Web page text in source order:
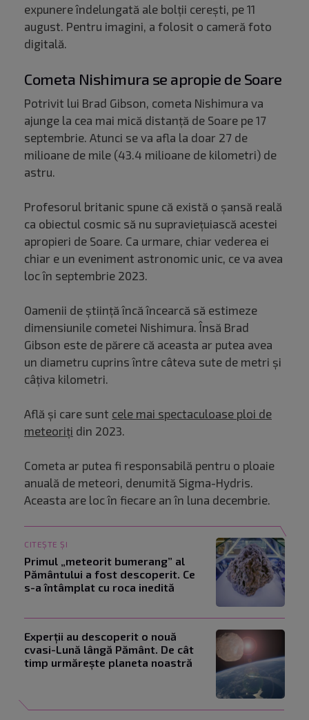
expunere îndelungată ale bolţii cereşti, pe 11
august. Pentru imagini, a folosit o cameră foto
digitală.
Cometa Nishimura se apropie de Soare
Potrivit lui Brad Gibson, cometa Nishimura va
ajunge la cea mai mică distanţă de Soare pe 17
septembrie. Atunci se va afla la doar 27 de
milioane de mile (43.4 milioane de kilometri) de
astru.
Profesorul britanic spune că există o şansă reală
ca obiectul cosmic să nu supravieţuiască acestei
apropieri de Soare. Ca urmare, chiar vederea ei
chiar e un eveniment astronomic unic, ce va avea
loc în septembrie 2023.
Oamenii de ştiinţă încă încearcă să estimeze
dimensiunile cometei Nishimura. Însă Brad
Gibson este de părere că aceasta ar putea avea
un diametru cuprins între câteva sute de metri şi
câţiva kilometri.
Află și care sunt cele mai spectaculoase ploi de
meteoriți din 2023.
Cometa ar putea fi responsabilă pentru o ploaie
anuală de meteori, denumită Sigma-Hydris.
Aceasta are loc în fiecare an în luna decembrie.
CITEȘTE ȘI
Primul „meteorit bumerang” al
Pământului a fost descoperit. Ce
s-a întâmplat cu roca inedită
Experții au descoperit o nouă
cvasi-Lună lângă Pământ. De cât
timp urmărește planeta noastră